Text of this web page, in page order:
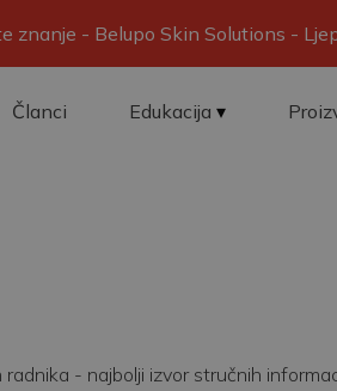
znanje - Belupo Skin Solutions -
Članci Edukacija
- najbolji izvor stručnih